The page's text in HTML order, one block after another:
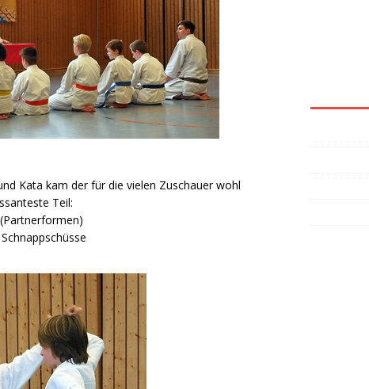
Kata kam der für die vielen Zuschauer wohl
Teil: